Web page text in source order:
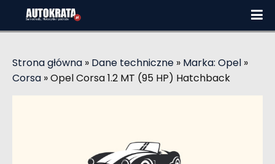
Strona główna » Dane techniczne » Marka: Opel »
Corsa »Opel Corsa 1.2 MT (95 HP) Hatchback